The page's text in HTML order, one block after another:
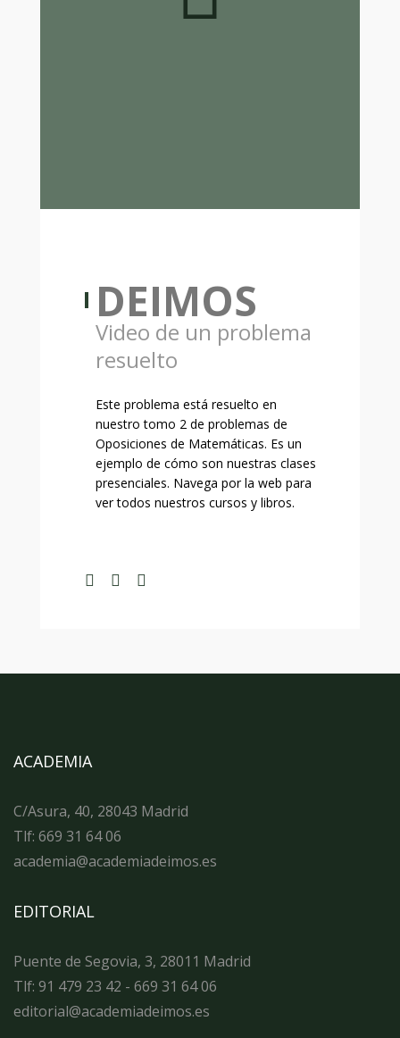
DEIMOS
Video de un problema
resuelto
Este problema está resuelto en
nuestro tomo 2 de problemas de
Oposiciones de Matemáticas. Es un
ejemplo de cómo son nuestras clases
presenciales. Navega por la web para
ver todos nuestros cursos y libros.
ACADEMIA
C/Asura, 40, 28043 Madrid
Tlf: 669 31 64 06
academia@academiadeimos.es
EDITORIAL
Puente de Segovia, 3, 28011 Madrid
Tlf: 91 479 23 42 - 669 31 64 06
editorial@academiadeimos.es